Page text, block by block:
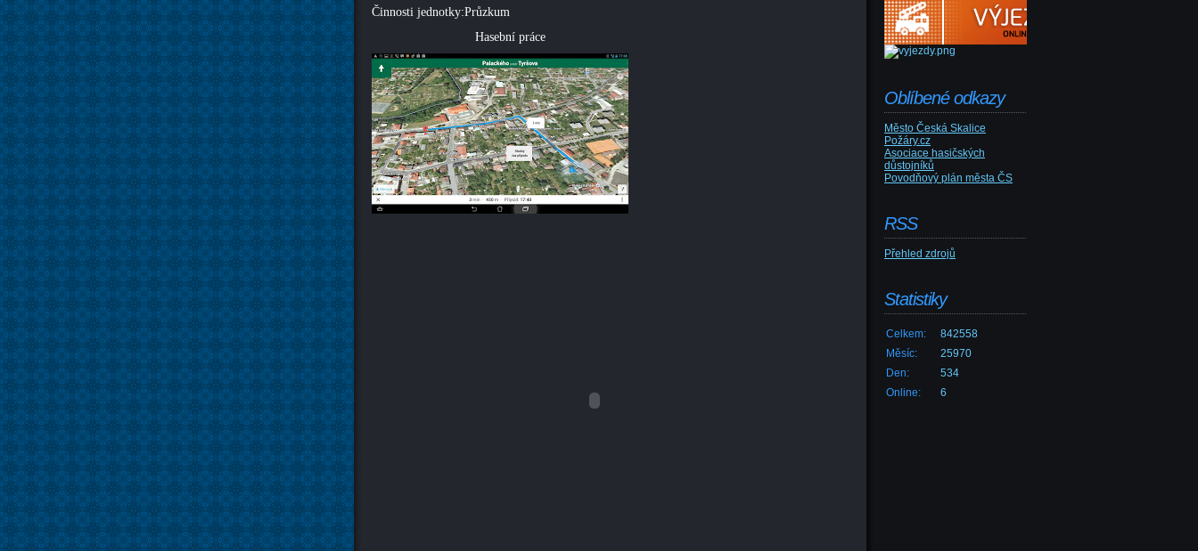
Činnosti jednotky:Průzkum
Hasební práce
Oblíbené odkazy
Město Česká Skalice
Požáry.cz
Asociace hasičských
důstojníků
Povodňový plán města ČS
RSS
Přehled zdrojů
Statistiky
Online: 6
Celkem:
842558
Měsíc:
25970
Den:
534